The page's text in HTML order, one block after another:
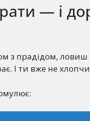
— і
з прадідом,
І ти вже не